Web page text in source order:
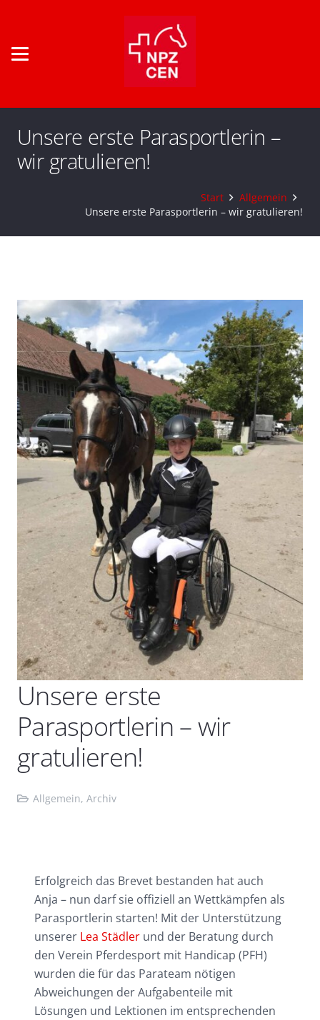
Unsere erste Parasportlerin –
wir gratulieren!
Start
Allgemein
Unsere erste Parasportlerin – wir gratulieren!
Unsere erste
Parasportlerin – wir
gratulieren!
Allgemein, Archiv
Erfolgreich das Brevet bestanden hat auch
Anja – nun darf sie offiziell an Wettkämpfen als
Parasportlerin starten! Mit der Unterstützung
unserer Lea Städler und der Beratung durch
den Verein Pferdesport mit Handicap (PFH)
wurden die für das Parateam nötigen
Abweichungen der Aufgabenteile mit
Lösungen und Lektionen im entsprechenden